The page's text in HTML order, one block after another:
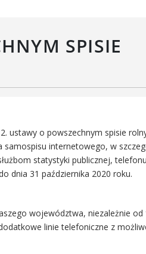
i
Urząd
SPISIE
ustawy o powszechnym spisie
internetowego, w
statystyki publicznej,
dnia 31 października 2020 roku.
województwa, niezależnie
linie telefoniczne z